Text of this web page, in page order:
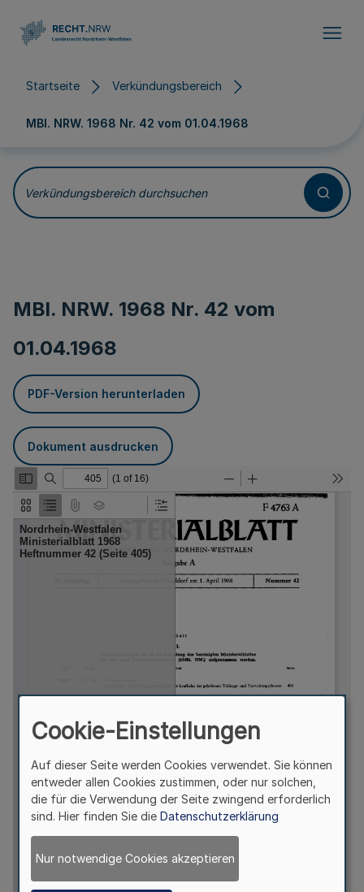
Startseite Verkündungsbereich
MBl. NRW. 1968 Nr. 42 vom 01.04.1968
Verkündungsbereich durchsuchen
MBl. NRW. 1968 Nr. 42 vom
01.04.1968
PDF-Version herunterladen
Dokument ausdrucken
Cookie-Einstellungen
Auf dieser Seite werden Cookies verwendet. Sie können
entweder allen Cookies zustimmen, oder nur solchen,
die für die Verwendung der Seite zwingend erforderlich
sind. Hier finden Sie die Datenschutzerklärung
Nur notwendige Cookies akzeptieren